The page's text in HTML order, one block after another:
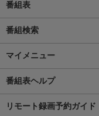
番組表
番組検索
マイメニュー
番組表ヘルプ
リモート録画予約ガイド